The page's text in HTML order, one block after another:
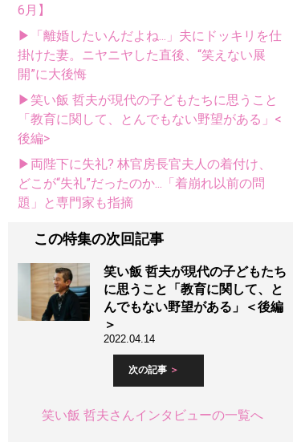
6月】
▶「離婚したいんだよね...」夫にドッキリを仕
掛けた妻。ニヤニヤした直後、“笑えない展
開”に大後悔
▶笑い飯 哲夫が現代の子どもたちに思うこと
「教育に関して、とんでもない野望がある」<
後編>
▶両陛下に失礼? 林官房長官夫人の着付け、
どこが“失礼”だったのか...「着崩れ以前の問
題」と専門家も指摘
この特集の次回記事
笑い飯 哲夫が現代の子どもたち
に思うこと「教育に関して、と
んでもない野望がある」＜後編
＞
2022.04.14
次の記事
笑い飯 哲夫さんインタビューの一覧へ